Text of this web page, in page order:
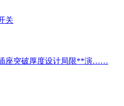
座突破厚度设计局限**演……